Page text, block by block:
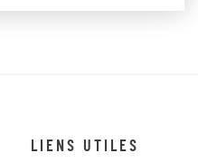
LIENS UTILES